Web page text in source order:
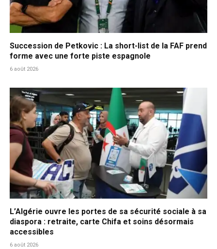
Succession de Petkovic : La short-list de la FAF prend
forme avec une forte piste espagnole
6 août 2026
L’Algérie ouvre les portes de sa sécurité sociale à sa
diaspora : retraite, carte Chifa et soins désormais
accessibles
6 août 2026